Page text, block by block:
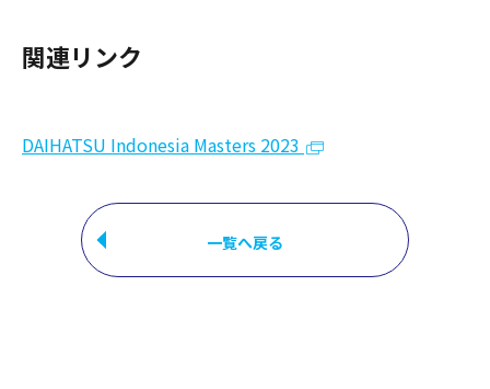
関連リンク
DAIHATSU Indonesia Masters 2023
一覧へ戻る